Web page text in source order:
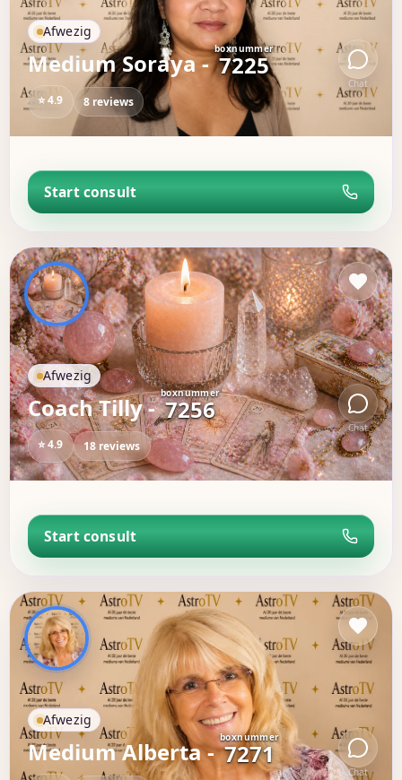
Chat
Afwezig
Medium Soraya -boxnummer
7225
⭐ 4.9 8 reviews
Start consult
Chat
Afwezig
Coach Tilly -boxnummer
7256
⭐ 4.9 18 reviews
Start consult
Chat
Afwezig
Medium Alberta -boxnummer
7271